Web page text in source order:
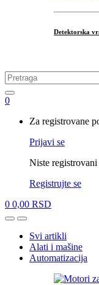
Detektorska
Search
for:
0
Za registrovane
Prijavi se
Niste registrovani
Registrujte se
0 0,00 RSD
OpenClose
Svi artikli
Alati i mašine
Automatizacija